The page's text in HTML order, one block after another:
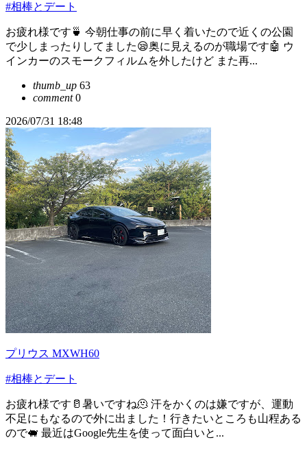
#相棒とデート
お疲れ様です🍵 今朝仕事の前に早く着いたので近くの公園
で少しまったりしてました😪奥に見えるのが職場です🤖 ウ
インカーのスモークフィルムを外したけど また再...
thumb_up 63
comment0
2026/07/31 18:48
プリウス MXWH60
#相棒とデート
お疲れ様です🥛暑いですね🫠 汗をかくのは嫌ですが、運動
不足にもなるので外に出ました！行きたいところも山程ある
ので🐖 最近はGoogle先生を使って面白いと...